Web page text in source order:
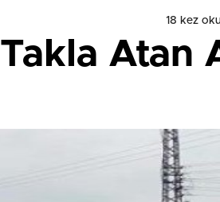
18 kez
Atan